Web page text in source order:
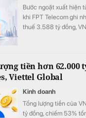
Bước ngoặt xuất hiện
khi FPT Telecom ghi
thuế 3.588 tỷ đồng,
tiền hơn 62.000
Viettel Global
Kinh doanh
Tổng lượng tiền của
tỷ đồng, chiếm 53%